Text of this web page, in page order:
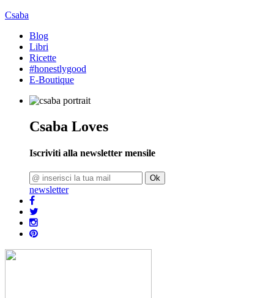
Csaba
Blog
Libri
Ricette
#honestlygood
E-Boutique
Csaba Loves
Iscriviti alla newsletter mensile
Ok
newsletter